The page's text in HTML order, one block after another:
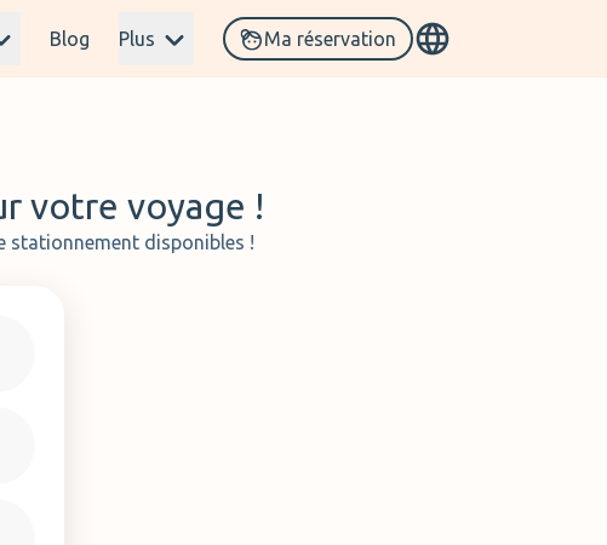
Blog Plus Ma réservation
votre voyage !
stationnement disponibles !